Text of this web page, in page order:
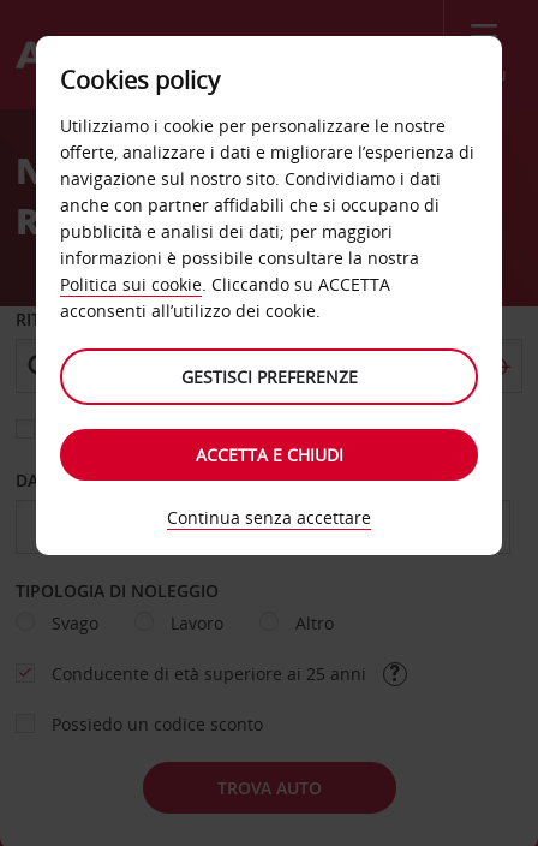
Menù
Welcome
AvisNoleggio auto Medina
Road 2
RITIRO DA
Scegli una località di riconsegna diversa
DAL GIORNO AL GIORNO
TIPOLOGIA DI NOLEGGIO
Svago
Lavoro Altro
Conducente di età superiore ai 25 anni
Possiedo un codice sconto
TROVA AUTO
Cookies policy
Utilizziamo i cookie per personalizzare le nostre
offerte, analizzare i dati e migliorare l’esperienza di
navigazione sul nostro sito. Condividiamo i dati
anche con partner affidabili che si occupano di
pubblicità e analisi dei dati; per maggiori
informazioni è possibile consultare la nostra
Politica sui cookie. Cliccando su ACCETTA
acconsenti all’utilizzo dei cookie.
GESTISCI PREFERENZE
ACCETTA E CHIUDI
Continua senza accettare